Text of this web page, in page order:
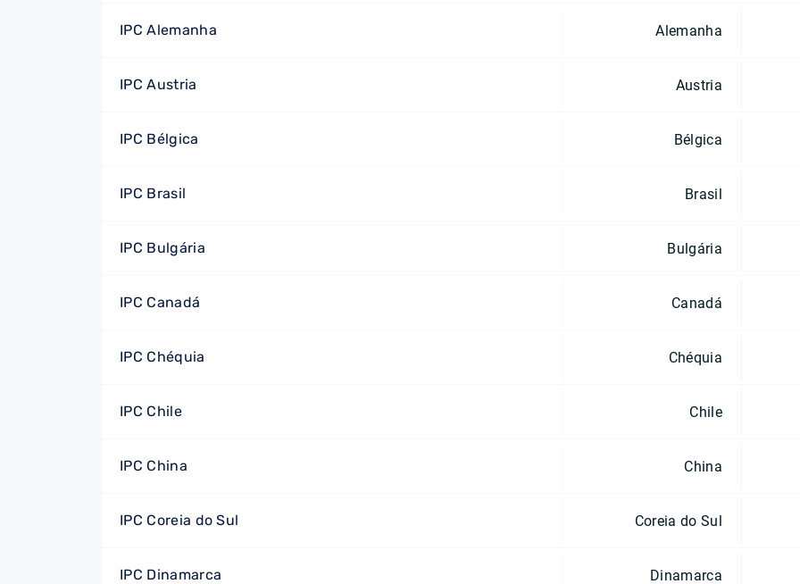
IPC Alemanha Alemanha
IPC Austria Austria
IPC Bélgica Bélgica
IPC Brasil Brasil
IPC Bulgária Bulgária
IPC Canadá Canadá
IPC Chéquia Chéquia
IPC Chile Chile
IPC China China
IPC Coreia do Sul Coreia do Sul
IPC Dinamarca Dinamarca